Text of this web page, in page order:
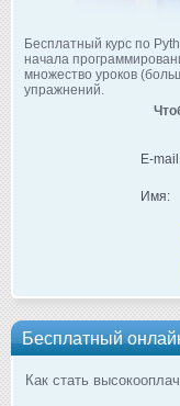
Бесплатный курс по
начала
множество уроков
упражнений.
E-
Имя:
Бесплатный
Как стать